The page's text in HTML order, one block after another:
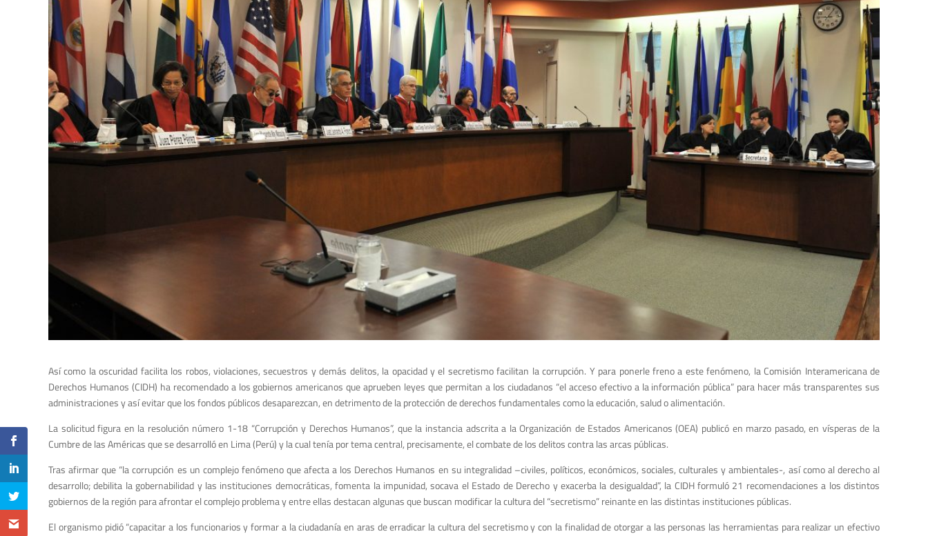
Así como la oscuridad facilita los robos, violaciones, secuestros y demás delitos, la opacidad y el secretismo facilitan la corrupción. Y para ponerle freno a este fenómeno, la Comisión Interamericana de
Derechos Humanos (CIDH) ha recomendado a los gobiernos americanos que aprueben leyes que permitan a los ciudadanos “el acceso efectivo a la información pública” para hacer más transparentes sus
administraciones y así evitar que los fondos públicos desaparezcan, en detrimento de la protección de derechos fundamentales como la educación, salud o alimentación.
La solicitud figura en la resolución número 1-18 “Corrupción y Derechos Humanos”, que la instancia adscrita a la Organización de Estados Americanos (OEA) publicó en marzo pasado, en vísperas de la
Cumbre de las Américas que se desarrolló en Lima (Perú) y la cual tenía por tema central, precisamente, el combate de los delitos contra las arcas públicas.
Tras afirmar que “la corrupción es un complejo fenómeno que afecta a los Derechos Humanos en su integralidad –civiles, políticos, económicos, sociales, culturales y ambientales-, así como al derecho al
desarrollo; debilita la gobernabilidad y las instituciones democráticas, fomenta la impunidad, socava el Estado de Derecho y exacerba la desigualdad”, la CIDH formuló 21 recomendaciones a los distintos
gobiernos de la región para afrontar el complejo problema y entre ellas destacan algunas que buscan modificar la cultura del “secretismo” reinante en las distintas instituciones públicas.
El organismo pidió “capacitar a los funcionarios y formar a la ciudadanía en aras de erradicar la cultura del secretismo y con la finalidad de otorgar a las personas las herramientas para realizar un efectivo